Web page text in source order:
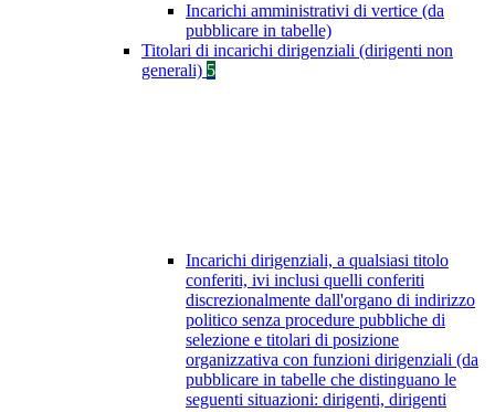
Incarichi amministrativi di vertice (da
pubblicare in tabelle)
Titolari di incarichi dirigenziali (dirigenti non
generali) 5
Incarichi dirigenziali, a qualsiasi titolo
conferiti, ivi inclusi quelli conferiti
discrezionalmente dall'organo di indirizzo
politico senza procedure pubbliche di
selezione e titolari di posizione
organizzativa con funzioni dirigenziali (da
pubblicare in tabelle che distinguano le
seguenti situazioni: dirigenti, dirigenti